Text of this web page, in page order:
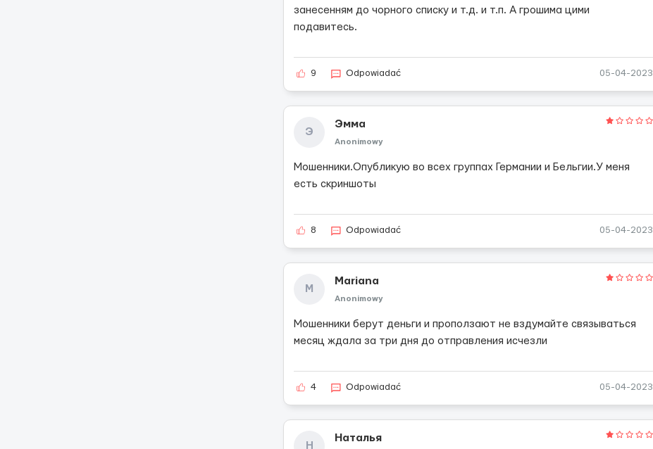
занесенням до чорного списку и т.д. и т.п. А грошима цими
подавитесь.
9 Odpowiadać 05-04-2023
Э
Эмма
Anonimowy
Мошенники.Опубликую во всех группах Германии и Бельгии.У меня
есть скриншоты
8 Odpowiadać 05-04-2023
M
Mariana
Anonimowy
Мошенники берут деньги и проползают не вздумайте связываться
месяц ждала за три дня до отправления исчезли
4 Odpowiadać 05-04-2023
Н
Наталья